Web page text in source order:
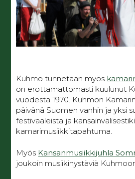
Kuhmo tunnetaan myös
on erottamattomasti kuulunut
vuodesta 1970. Kuhmon
päivänä Suomen vanhin ja yksi
festivaaleista ja
kamarimusiikkitapahtuma.
Myös Kansanmusiikkijuhla
joukoin musiikinystäviä